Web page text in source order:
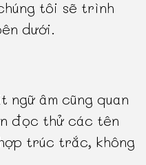
tôi sẽ trình
dưới.
ngữ âm cũng quan
đọc thử các tên
trúc trắc, không